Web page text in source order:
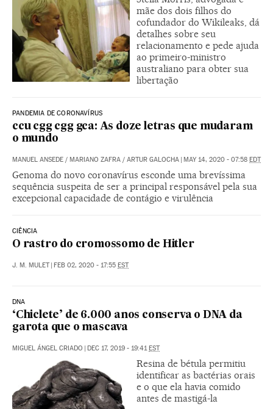
mãe dos dois filhos do
cofundador do Wikileaks, dá
detalhes sobre seu
relacionamento e pede ajuda
ao primeiro-ministro
australiano para obter sua
libertação
PANDEMIA DE CORONAVÍRUS
ccu cgg cgg gca: As doze letras que mudaram
o mundo
MANUEL ANSEDE / MARIANO ZAFRA / ARTUR GALOCHA | MAY 14, 2020 - 07:58 EDT
Genoma do novo coronavírus esconde uma brevíssima
sequência suspeita de ser a principal responsável pela sua
excepcional capacidade de contágio e virulência
CIÊNCIA
O rastro do cromossomo de Hitler
J. M. MULET | FEB 02, 2020 - 17:55 EST
DNA
‘Chiclete’ de 6.000 anos conserva o DNA da
garota que o mascava
MIGUEL ÁNGEL CRIADO | DEC 17, 2019 - 19:41EST
Resina de bétula permitiu
identificar as bactérias orais
e o que ela havia comido
antes de mastigá-la